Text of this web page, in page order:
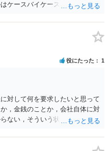
ケースバイケースです。
役にたった 1
対して何を要求したいと思って
，金銭のことか，会社自体に対
ない，そういう状態なのであれ